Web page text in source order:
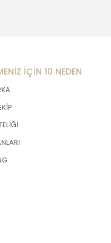
İÇİN 10 NEDEN